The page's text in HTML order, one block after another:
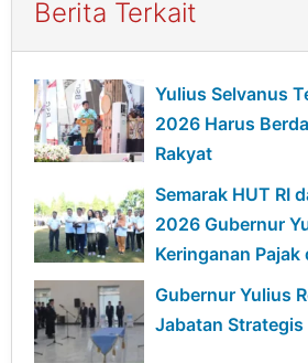
Berita Terkait
Yulius Selvanus
2026 Harus
Rakyat
Semarak HUT RI
2026 Gubernur
Keringanan Pajak
Ekonomi Hijau
Gubernur Yulius
Jabatan